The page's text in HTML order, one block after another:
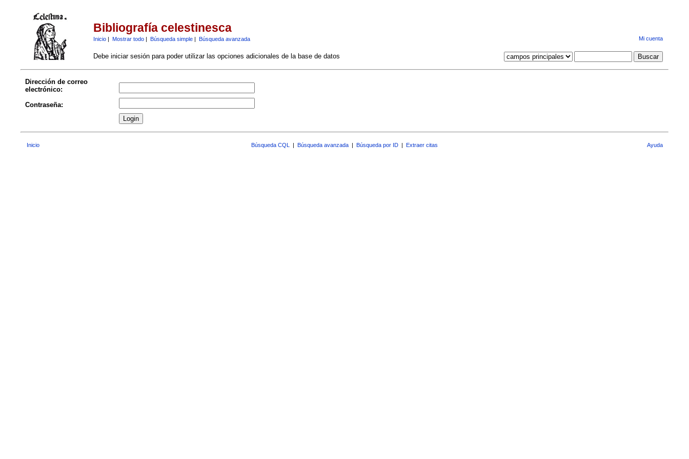
Bibliografía celestinesca
Inicio| Mostrar todo| Búsqueda simple| Búsqueda avanzada Mi cuenta
Debe iniciar sesión para poder utilizar las opciones adicionales de la base de datos
Dirección de correo
electrónico:
Contraseña:
Inicio Búsqueda CQL | Búsqueda avanzada | Búsqueda por ID | Extraer citas Ayuda